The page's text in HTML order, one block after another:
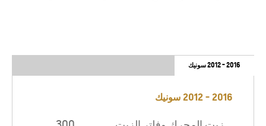
2016 - 2012 سونيك
2016 - 2012 سونيك